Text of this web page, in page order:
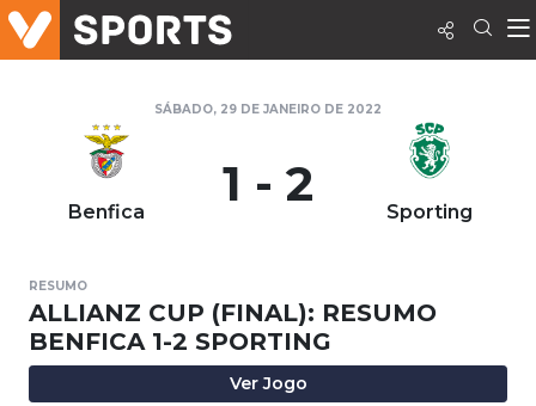
SÁBADO, 29 DE JANEIRO DE 2022
Benfica 1 - 2 Sporting
RESUMO
ALLIANZ CUP (FINAL): RESUMO
BENFICA 1-2 SPORTING
Ver Jogo